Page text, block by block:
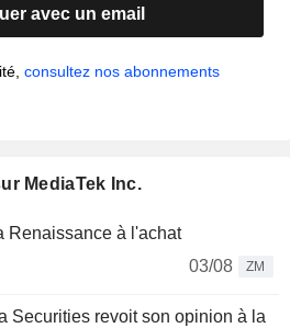
avec un email
consultez nos abonnements
MediaTek Inc.
Renaissance à l'achat
03/08
ZM
Securities revoit son opinion à la